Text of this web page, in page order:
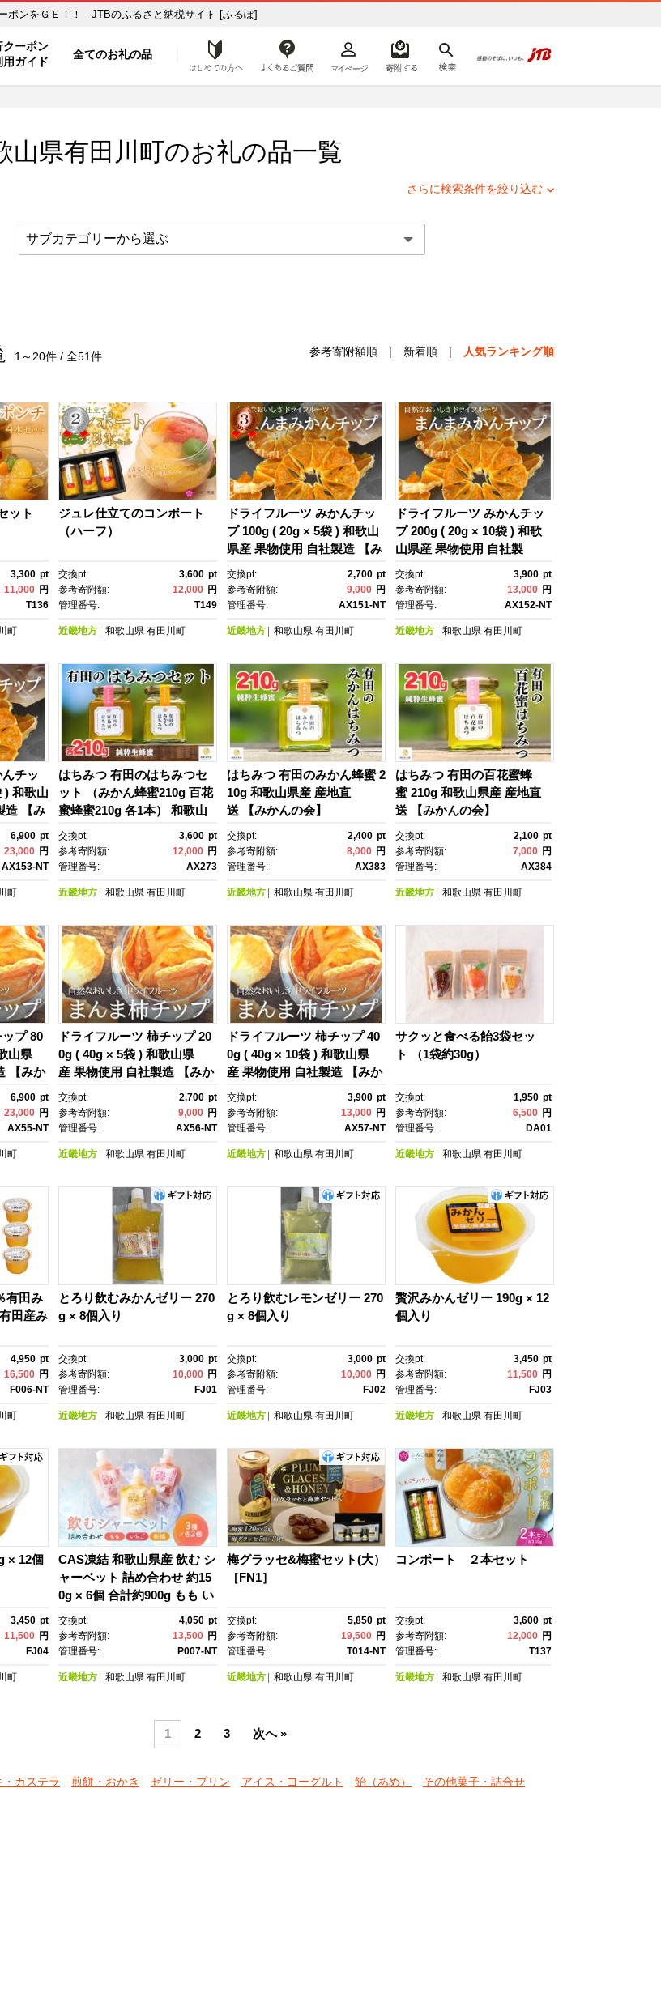
と納税の返礼品で旅行クーポンをＧＥＴ！ - JTBのふるさと納税サイト [ふるぽ]
クーポン
用ガイド
全てのお礼の品 はじめての方へ
山県有田川町のお礼の品一覧
さらに検索条件を絞り込む
1～20件 / 全51件 参考寄附額順 | 新着順 | 人気ランキング順
ット
3,300 pt
11,000 円
T136
町
ジュレ仕立てのコンポート
（ハーフ）
交換pt: 3,600 pt
参考寄附額:
12,000 円
管理番号:
T149
近畿地方 和歌山県 有田川町
ドライフルーツ みかんチッ
プ 100g ( 20g × 5袋 ) 和歌山
県産 果物使用 自社製造 【み
かんの会】
交換pt: 2,700 pt
参考寄附額:
9,000 円
管理番号:
AX151-NT
近畿地方 和歌山県 有田川町
ドライフルーツ みかんチッ
プ 200g ( 20g × 10袋 ) 和歌
山県産 果物使用 自社製
造 【みかんの会】
交換pt: 3,900 pt
参考寄附額:
13,000 円
管理番号:
AX152-NT
近畿地方 和歌山県 有田川町
チッ
) 和歌山
造 【み
6,900 pt
23,000 円
AX153-NT
町
はちみつ 有田のはちみつセ
ット （みかん蜂蜜210g 百花
蜜蜂蜜210g 各1本） 和歌山
県産 産地直送 【みかんの
会】
交換pt: 3,600 pt
参考寄附額:
12,000 円
管理番号:
AX273
近畿地方 和歌山県 有田川町
はちみつ 有田のみかん蜂蜜 2
10g 和歌山県産 産地直
送 【みかんの会】
交換pt: 2,400 pt
参考寄附額:
8,000 円
管理番号:
AX383
近畿地方 和歌山県 有田川町
はちみつ 有田の百花蜜蜂
蜜 210g 和歌山県産 産地直
送 【みかんの会】
交換pt: 2,100 pt
参考寄附額:
7,000 円
管理番号:
AX384
近畿地方 和歌山県 有田川町
ップ 80
山県
【みか
6,900 pt
23,000 円
AX55-NT
町
ドライフルーツ 柿チップ 20
0g ( 40g × 5袋 ) 和歌山県
産 果物使用 自社製造 【みか
んの会】
交換pt: 2,700 pt
参考寄附額:
9,000 円
管理番号:
AX56-NT
近畿地方 和歌山県 有田川町
ドライフルーツ 柿チップ 40
0g ( 40g × 10袋 ) 和歌山県
産 果物使用 自社製造 【みか
んの会】
交換pt: 3,900 pt
参考寄附額:
13,000 円
管理番号:
AX57-NT
近畿地方 和歌山県 有田川町
サクッと食べる飴3袋セッ
ト （1袋約30g）
交換pt: 1,950 pt
参考寄附額:
6,500 円
管理番号:
DA01
近畿地方 和歌山県 有田川町
有田み
田産み
4,950 pt
16,500 円
F006-NT
町
とろり飲むみかんゼリー 270
g × 8個入り
交換pt: 3,000 pt
参考寄附額:
10,000 円
管理番号:
FJ01
近畿地方 和歌山県 有田川町
とろり飲むレモンゼリー 270
g × 8個入り
交換pt: 3,000 pt
参考寄附額:
10,000 円
管理番号:
FJ02
近畿地方 和歌山県 有田川町
贅沢みかんゼリー 190g × 12
個入り
交換pt: 3,450 pt
参考寄附額:
11,500 円
管理番号:
FJ03
近畿地方 和歌山県 有田川町
× 12個
3,450 pt
11,500 円
FJ04
町
CAS凍結 和歌山県産 飲む シ
ャーベット 詰め合わせ 約15
0g × 6個 合計約900g もも い
ちご 柑橘 各種2個ずつ
交換pt: 4,050 pt
参考寄附額:
13,500 円
管理番号:
P007-NT
近畿地方 和歌山県 有田川町
梅グラッセ&梅蜜セット(大）
［FN1］
交換pt: 5,850 pt
参考寄附額:
19,500 円
管理番号:
T014-NT
近畿地方 和歌山県 有田川町
コンポート ２本セット
交換pt: 3,600 pt
参考寄附額:
12,000 円
管理番号:
T137
近畿地方 和歌山県 有田川町
1 2 3 次へ »
・カステラ 煎餅・おかき ゼリー・プリン アイス・ヨーグルト 飴（あめ） その他菓子・詰合せ